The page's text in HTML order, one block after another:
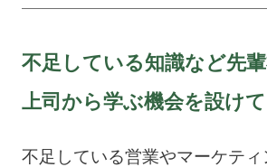
不足している知識など先
上司から学ぶ機会を設けて
不足している営業やマーケテ